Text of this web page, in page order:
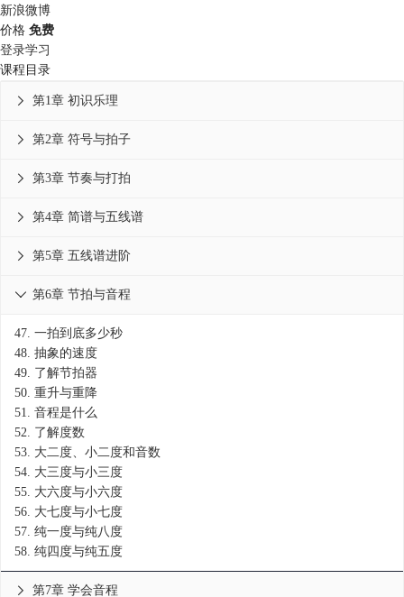
新浪微博
价格 免费
登录学习
课程目录
第1章 初识乐理

第2章 符号与拍子

第3章 节奏与打拍

第4章 简谱与五线谱

第5章 五线谱进阶

第6章 节拍与音程

47. 一拍到底多少秒
48. 抽象的速度
49. 了解节拍器
50. 重升与重降
51. 音程是什么
52. 了解度数
53. 大二度、小二度和音数
54. 大三度与小三度
55. 大六度与小六度
56. 大七度与小七度
57. 纯一度与纯八度
58. 纯四度与纯五度
第7章 学会音程
